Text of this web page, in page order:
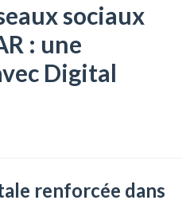
sociaux
: une
Digital
renforcée dans